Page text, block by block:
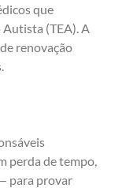
que
(TEA). A
renovação
perda de tempo,
para provar